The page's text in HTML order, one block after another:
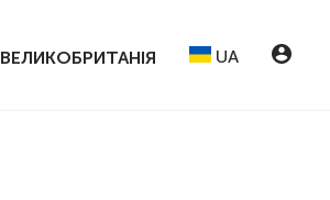
ВЕЛИКОБРИТАНІЯ UA